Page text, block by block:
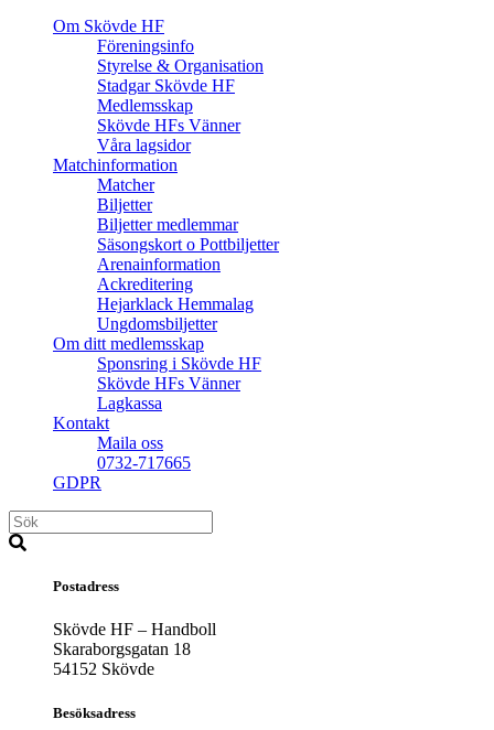
Om Skövde HF
Föreningsinfo
Styrelse & Organisation
Stadgar Skövde HF
Medlemsskap
Skövde HFs Vänner
Våra lagsidor
Matchinformation
Matcher
Biljetter
Biljetter medlemmar
Säsongskort o Pottbiljetter
Arenainformation
Ackreditering
Hejarklack Hemmalag
Ungdomsbiljetter
Om ditt medlemsskap
Sponsring i Skövde HF
Skövde HFs Vänner
Lagkassa
Kontakt
Maila oss
0732-717665
GDPR
Postadress
Skövde HF – Handboll
Skaraborgsgatan 18
54152 Skövde
Besöksadress